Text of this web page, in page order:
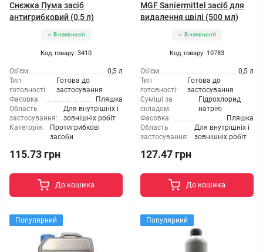
Снєжка Пума засіб
антигрибковий (0,5 л)
В наявності
Код товару: 3410
Об'єм:
0,5 л
Тип
готовності:
Готова до
застосування
Фасовка:
Пляшка
Область
застосування:
Для внутрішніх і
зовнішніх робіт
Категорія:
Протигрибкові
засоби
115.73 грн
До кошика
MGF Saniermittel засіб для
видалення цвілі (500 мл)
В наявності
Код товару: 10783
Об'єм:
0,5 л
Тип
готовності:
Готова до
застосування
Суміші за
складом:
Гідрохлорид
натрію
Фасовка:
Пляшка
Область
застосування:
Для внутрішніх і
зовнішніх робіт
127.47 грн
До кошика
Популярний Популярний